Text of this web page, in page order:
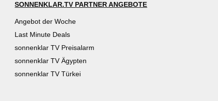
SONNENKLAR.TV PARTNER ANGEBOTE
Angebot der Woche
Last Minute Deals
sonnenklar TV Preisalarm
sonnenklar TV Ägypten
sonnenklar TV Türkei